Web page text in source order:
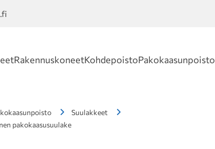
RakennuskoneetKohdepoistoPakokaasunpoisto
Suulakkeet
pakokaasusuulake